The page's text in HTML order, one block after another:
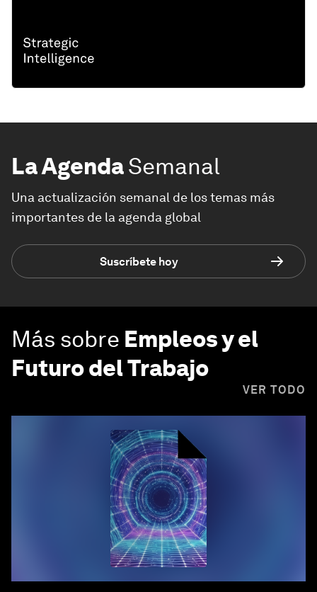
La AgendaSemanal
Una actualización semanal de los temas más
importantes de la agenda global
Suscríbete hoy
Más sobre Empleos y el
Futuro del Trabajo
VER TODO